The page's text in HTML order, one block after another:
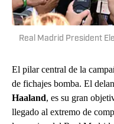
Real Madrid President
El pilar central de la
de fichajes bomba. El
Haaland, es su gran
llegado al extremo de